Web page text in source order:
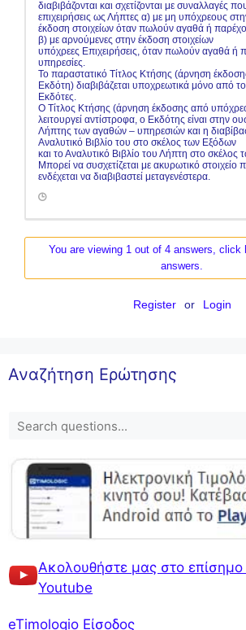
διαβιβάζονται και σχετίζονται με συναλλαγές
επιχειρήσεις ως Λήπτες α) με μη υπόχρεους
έκδοση στοιχείων όταν πωλούν αγαθά ή
β) με αρνούμενες στην έκδοση στοιχείων
υπόχρεες Επιχειρήσεις, όταν πωλούν αγαθά ή
υπηρεσίες.
Το παραστατικό Τίτλος Κτήσης (άρνηση
Εκδότη) διαβιβάζεται υποχρεωτικά μόνο από
Εκδότες.
Ο Τίτλος Κτήσης (άρνηση έκδοσης από
λειτουργεί αντίστροφα, ο Εκδότης είναι στην
Λήπτης των αγαθών – υπηρεσιών και η
Αναλυτικό Βιβλίο του στο σκέλος των Εξόδων
και το Αναλυτικό Βιβλίο του Λήπτη στο
Μπορεί να συσχετίζεται με ακυρωτικό στοιχείο
ενδέχεται να διαβιβαστεί μεταγενέστερα.
You are viewing 1 out of 4 answers, click
answers.
Register or Login
Αναζήτηση Ερώτησης
Ακολουθήστε μας στο
Youtube
eTimologio Είσοδος